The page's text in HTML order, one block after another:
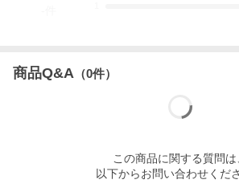
商品Q&A （0件）
この商品に関する質問は
以下からお問い合わせくだ